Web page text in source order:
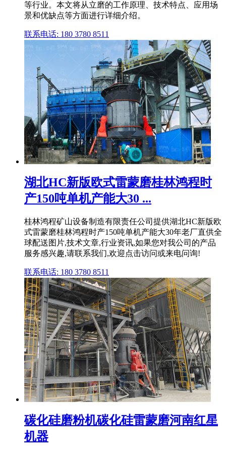
等行业。本文将从立磨的工作原理、技术特点、应用场
景和优缺点等方面进行详细介绍。
联系电话: 180 3780 8511
湖北HC新版欧式雷蒙磨桂林鸿程时
产150吨单机产能大30 ...
桂林鸿程矿山设备制造有限责任公司提供湖北HC新版欧
式雷蒙磨桂林鸿程时产150吨单机产能大30年老厂直供全
球配送图片,技术文章,行业资讯,如果您对我公司的产品
服务感兴趣,请联系我们,欢迎点击访问或来电问询!
联系电话: 180 3780 8511
碳化硅磨粉机碳化硅雷蒙磨河南红星
机器